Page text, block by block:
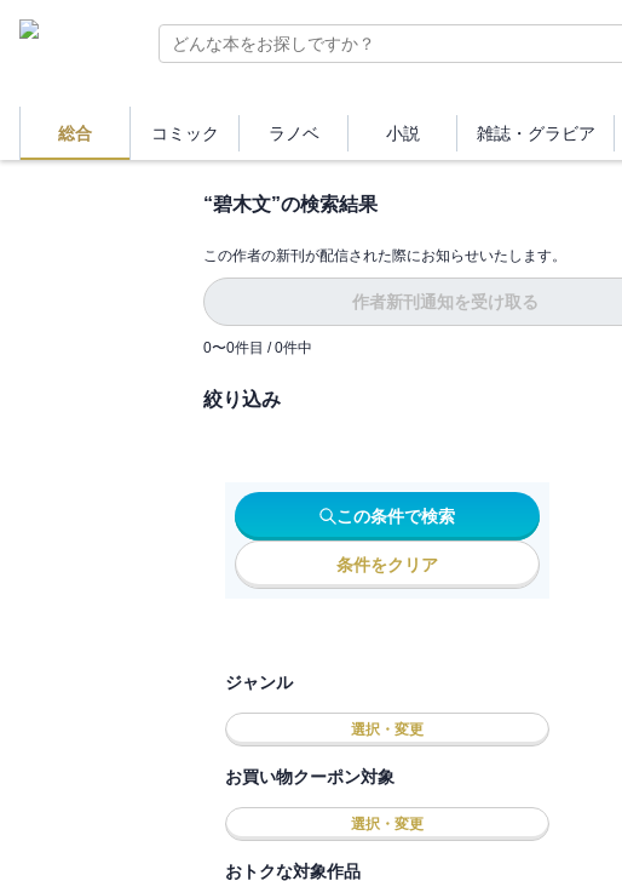
総合 コミック ラノベ 小説 雑誌・ グラビア
“碧木文”の検索結果
この作者の新刊が配信された際にお知らせいたします。
作者新刊通知を受け取る
0〜0件目 / 0件中
絞り込み
この条件で検索
条件をクリア
ジャンル
選択・変更
お買い物クーポン対象
選択・変更
おトクな対象作品